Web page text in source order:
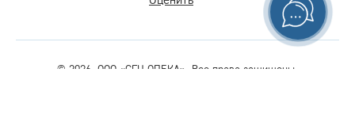
© 2026. ООО «СГЦ ОПЕКА». Все права защищены.